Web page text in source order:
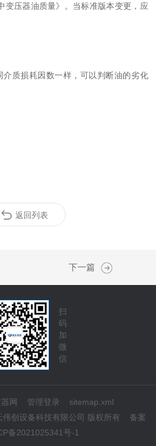
变压器油质量》
。 当标准版本变更，应
介质损耗因数一样，可以判断油的劣化
返回列表
下一篇
扫
码
加
微
信
网 管理登录
sitemap.xml
创设备科技有限公司 版权所有 备案
备2021025341号-1